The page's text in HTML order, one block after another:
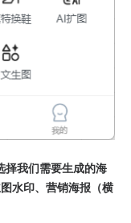
择我们需要生成的海
水印、营销海报（横